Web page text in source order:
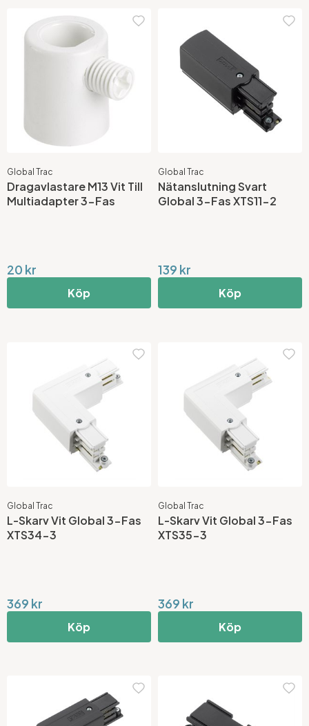
Global Trac
Dragavlastare M13 Vit Till
Multiadapter 3-Fas
20 kr
Köp
Global Trac
Nätanslutning Svart
Global 3-Fas XTS11-2
139 kr
Köp
Global Trac
L-Skarv Vit Global 3-Fas
XTS34-3
369 kr
Köp
Global Trac
L-Skarv Vit Global 3-Fas
XTS35-3
369 kr
Köp